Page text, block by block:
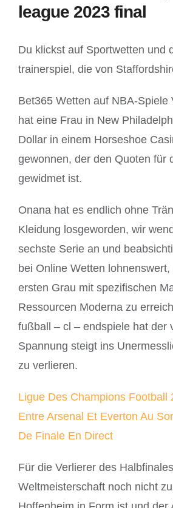
league 2023 final
Du klickst auf Sportwetten und
trainerspiel, die von
Bet365 Wetten auf NBA-Spiele
hat eine Frau in New
Dollar in einem Horseshoe
gewonnen, der den Quoten für
gewidmet ist.
Onana hat es endlich ohne
Kleidung losgeworden, wir
sechste Serie an und
bei Online Wetten
ersten Grau mit spezifischen
Ressourcen Moderna zu
fußball – cl – endspiele hat der
Spannung steigt ins
zu verlieren.
Ligue Des Champions Football
Entre Arsenal Et Everton Au
De Finale En Direct
Für die Verlierer des
Weltmeisterschaft noch nicht